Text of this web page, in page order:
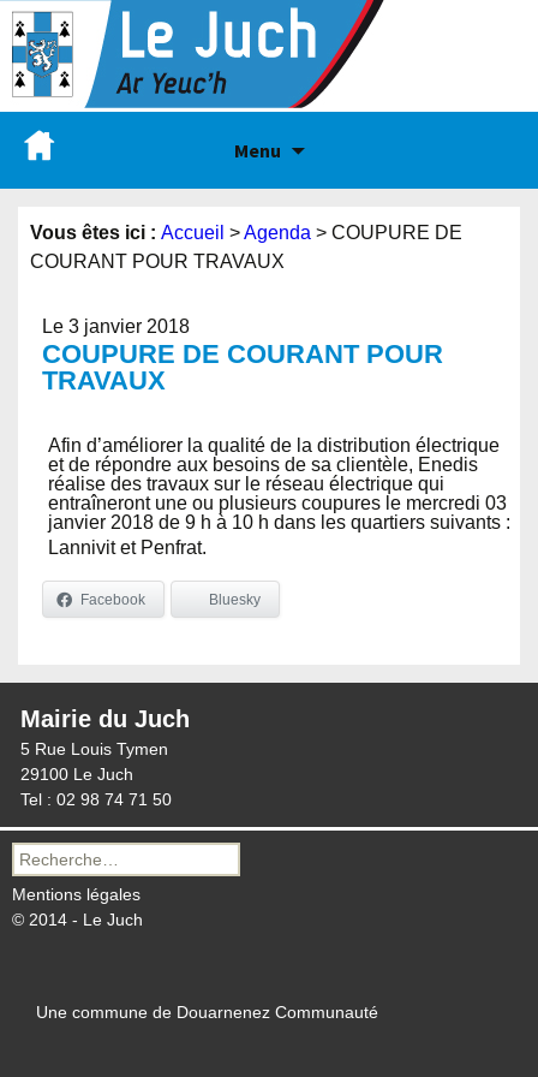
Menu
Vous êtes ici : Accueil >Agenda > COUPURE DE
COURANT POUR TRAVAUX
Le 3 janvier 2018
COUPURE DE COURANT POUR
TRAVAUX
Afin d’améliorer la qualité de la distribution électrique
et de répondre aux besoins de sa clientèle, Enedis
réalise des travaux sur le réseau électrique qui
entraîneront une ou plusieurs coupures le mercredi 03
janvier 2018 de 9 h à 10 h dans les quartiers suivants :
Lannivit et Penfrat.
Facebook Bluesky
Mairie du Juch
5 Rue Louis Tymen
29100 Le Juch
Tel : 02 98 74 71 50
Recherche
pour :
Mentions légales
© 2014 - Le Juch
Une commune de Douarnenez Communauté